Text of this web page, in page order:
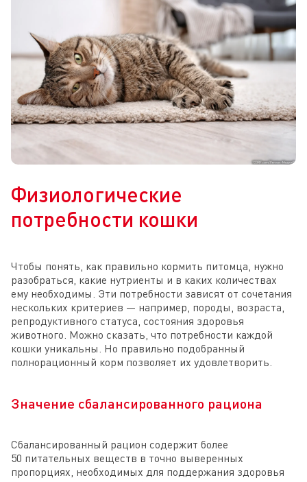
Физиологические
потребности кошки
Чтобы понять, как правильно кормить питомца, нужно
разобраться, какие нутриенты и в каких количествах
ему необходимы. Эти потребности зависят от сочетания
нескольких критериев — например, породы, возраста,
репродуктивного статуса, состояния здоровья
животного. Можно сказать, что потребности каждой
кошки уникальны. Но правильно подобранный
полнорационный корм позволяет их удовлетворить.
Значение сбалансированного рациона
Сбалансированный рацион содержит более
50 питательных веществ в точно выверенных
пропорциях, необходимых для поддержания здоровья